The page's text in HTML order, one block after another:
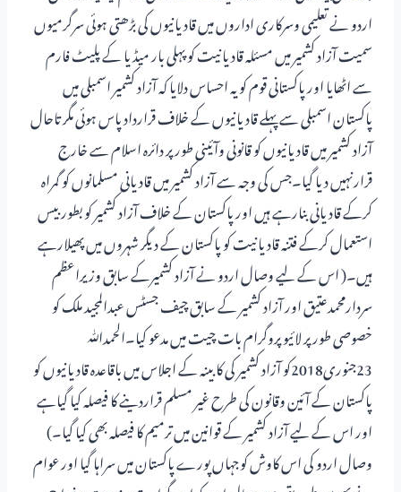
اردو نے تعلیمی وسرکاری اداروں میں قادیانیوں کی بڑھتی ہوئی سرگرمیوں
سمیت آزاد کشمیر میں مسئلہ قادیانیت کو پہلی بار میڈیا کے پلیٹ فارم
سے اٹھایا اور پاکستانی قوم کو یہ احساس دلایا کہ آزاد کشمیر اسمبلی میں
پاکستان اسمبلی سے پہلے قادیانیوں کے خلاف قرارداد پاس ہوئی مگر تاحال
آزاد کشمیر میں قادیانیوں کو قانونی وآئینی طور پر دائرہ اسلام سے خارج
قرارنہیں دیا گیا۔جس کی وجہ سے آزاد کشمیر میں قادیانی مسلمانوں کو گمراہ
کرکے قادیانی بنارہے ہیں اور پاکستان کے خلاف آزاد کشمیر کو بطور بیس
استعمال کرکے فتنہ قادیانیت کو پاکستان کے دیگر شہروں میں پھیلارہے
ہیں۔( اس کے لیے وصال اردو نے آزاد کشمیرکے سابق وزیراعظم
سردارمحمدعتیق اور آزاد کشمیر کے سابق چیف جسٹس عبدالمجید ملک کو
خصوصی طور پر لائیو پروگرام بات چیت میں مدعو کیا۔الحمدﷲ
23جنوری2018کو آزاد کشمیر کی کابینہ کے اجلاس میں باقاعدہ قادیانیوں کو
پاکستان کے آئین وقانون کی طرح غیر مسلم قراردینے کا فیصلہ کیا گیاہے
اور اس کے لیے آزاد کشمیر کے قوانین میں ترمیم کا فیصلہ بھی کیا گیا۔)
وصال اردو کی اس کاوش کوجہاں پورے پاکستان میں سراہا گیا اور عوام